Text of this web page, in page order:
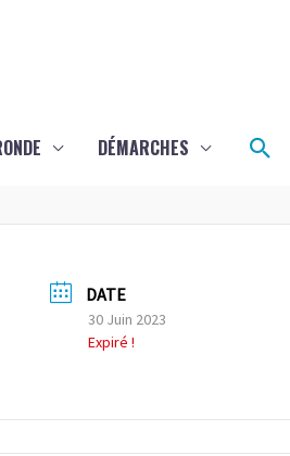
DÉMARCHES
DATE
30 Juin 2023
Expiré !